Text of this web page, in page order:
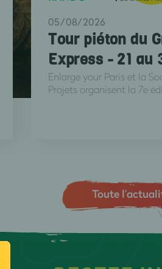
05/08/2026
Tour piéton du
Express - 21 au
Enlarge your Paris et la
Projets organisent la 7e
Toute